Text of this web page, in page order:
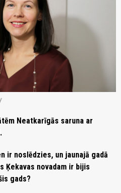
Neatkarīgās saruna ar
ir noslēdzies, un jaunajā gadā
Ķekavas novadam ir bijis
gads?